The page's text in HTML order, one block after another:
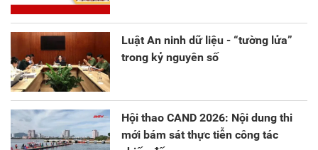
Luật An ninh dữ liệu - “tường lửa”
trong kỷ nguyên số
Hội thao CAND 2026: Nội dung thi
mới bám sát thực tiễn công tác